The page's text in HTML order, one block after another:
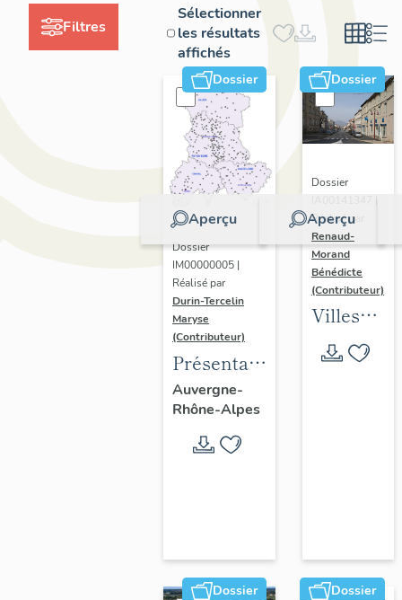
Filtres
Sélectionner
les résultats
affichés
Dossier
Aperçu
Dossier
IM00000005 |
Réalisé par
Durin-Tercelin
Maryse
(Contributeur)
Présentation
de
l’opération
tissus et
ornements
Auvergne-
Rhône-Alpes
Dossier
Aperçu
Dossier
IA00141347 |
Réalisé par
Renaud-
Morand
Bénédicte
(Contributeur)
Villes
en
Auvergne
Dossier Dossier